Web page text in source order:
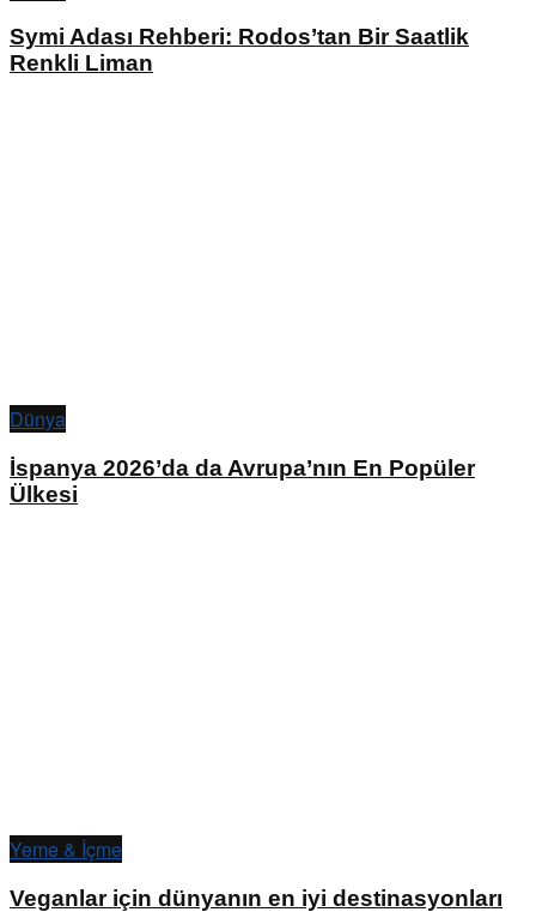
Symi Adası Rehberi: Rodos’tan Bir Saatlik
Renkli Liman
Dünya
İspanya 2026’da da Avrupa’nın En Popüler
Ülkesi
Yeme & İçme
Veganlar için dünyanın en iyi destinasyonları